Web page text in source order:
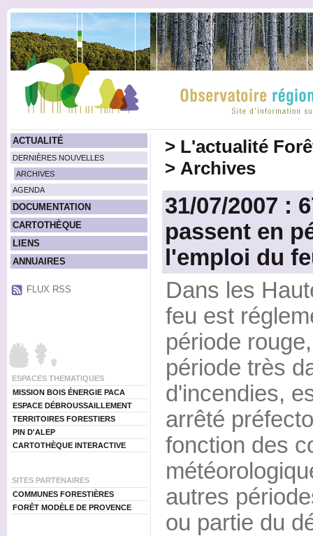
ACTUALITÉ
DERNIÈRES NOUVELLES
ARCHIVES
AGENDA
DOCUMENTATION
CARTOTHÈQUE
LIENS
ANNUAIRES
FLUX RSS
ESPACES THEMATIQUES
MISSION BOIS ÉNERGIE PACA
ESPACE DÉBROUSSAILLEMENT
TERRITOIRES FORESTIERS
PIN D'ALEP
CARTOTHÈQUE INTERACTIVE
SITES PARTENAIRES
COMMUNES FORESTIÈRES
FORÊT MODÈLE DE PROVENCE
> L'actualité
> Archives
31/07/2007 :
passent en
l'emploi du
Dans les
feu est
période
période très
d'incendies,
arrêté
fonction des
autres
ou partie du